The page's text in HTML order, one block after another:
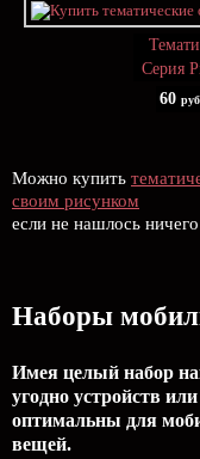
Серия
60
Можно купить
своим рисунком
если не нашлось
Наборы
Имея целый набор
угодно устройств
оптимальны для
вещей.